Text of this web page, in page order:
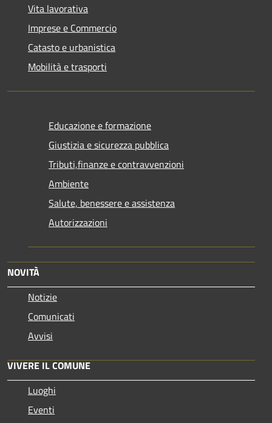
Vita lavorativa
Imprese e Commercio
Catasto e urbanistica
Mobilità e trasporti
Educazione e formazione
Giustizia e sicurezza pubblica
Tributi,finanze e contravvenzioni
Ambiente
Salute, benessere e assistenza
Autorizzazioni
NOVITÀ
Notizie
Comunicati
Avvisi
VIVERE IL COMUNE
Luoghi
Eventi